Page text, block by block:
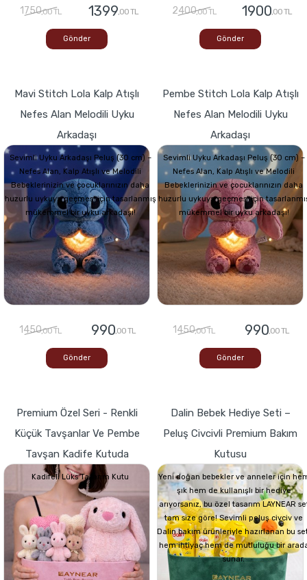
1750,00 TL 1399,00 TL
Gönder
2400,00 TL 1900,00 TL
Gönder
Mavi Stitch Lola Kalp Atışlı
Nefes Alan Melodili Uyku
Arkadaşı
Sevimli Uyku Arkadaşı Peluş (30 cm) –
Nefes Alan, Kalp Atışlı ve Melodili
Bebeklerinizin ve çocuklarınızın daha
huzurlu uykuya geçmesi için tasarlanmış
mükemmel bir uyku arkadaşı!
1450,00 TL 990,00 TL
Gönder
Pembe Stitch Lola Kalp Atışlı
Nefes Alan Melodili Uyku
Arkadaşı
Sevimli Uyku Arkadaşı Peluş (30 cm) –
Nefes Alan, Kalp Atışlı ve Melodili
Bebeklerinizin ve çocuklarınızın daha
huzurlu uykuya geçmesi için
mükemmel bir uyku arkadaşı!
1450,00 TL 990,00 TL
Gönder
Premium Özel Seri - Renkli
Küçük Tavşanlar Ve Pembe
Tavşan Kadife Kutuda
Kadifeli Lüks Tasarım Kutu
Dalin Bebek Hediye Seti –
Peluş Civcivli Premium Bakım
Kutusu
Yeni doğan bebekler ve anneler için
şık hem de kullanışlı bir hediye
arıyorsanız, bu özel tasarım LAYNEAR
tam size göre! Sevimli peluş civciv ve
Dalin bakım ürünleriyle hazırlanan bu
hem ihtiyaç hem de mutluluğu bir
sunar.